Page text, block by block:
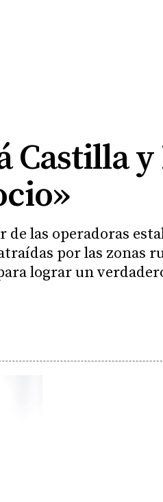
Castilla y
de las operadoras
por las zonas
lograr un